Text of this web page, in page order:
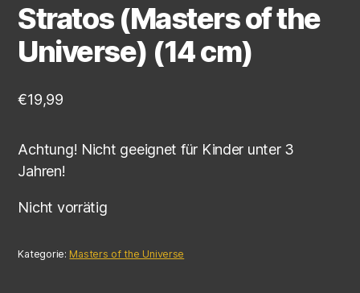
Stratos (Masters of the
Universe) (14 cm)
€19,99
Achtung! Nicht geeignet für Kinder unter 3
Jahren!
Nicht vorrätig
Kategorie: Masters of the Universe